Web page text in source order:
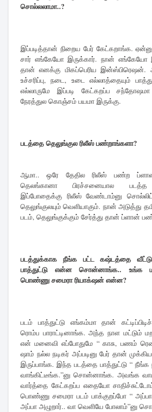
சொல்லலாமா..?
இப்படித்தான் நிறைய பேர் கேட்கறாங்க.
சார் எங்கேயோ இருக்கார். நான்
தான் எனக்கு மிகப்பெரிய
உச்சரிப்பு, நடை, உடை எல்லாத்தையும்
எல்லாருமே இப்படி கேட்கறப்ப
நேரத்துல கொஞ்சம் பயமா இருக்கு.
படத்தை தெலுங்குல ரிலீஸ் பண்றாங்களா?
ஆமா.. ஒரே தேதில ரிலீஸ் பண்ற
தெலங்கானா பிரச்சனையால
இப்போதைக்கு ரிலீஸ் வேண்டாம்னு
தெலுங்குலயும் வெளியாகும். நான்
படம், தெலுங்குக்கும் சேர்த்து தான் ப்ளான்
படத்துக்காக நீங்க பட்ட கஷ்டத்தை
பாத்துட்டு என்ன சொன்னாங்க.. உங்க
பொண்ணு சமைரா ரியாக்‌ஷன் என்ன?
படம் பாத்துட்டு எங்கம்மா தான்
ரொம்ப பாராட்டினாங்க. அந்த நாள மட்டும்
என் மனைவி எப்போதுமே “ காசு, பணம்
ஷாம் நல்ல நடிகர் அப்படினு பேர் தான்
இருப்பாங்க. இந்த படத்தை பாத்துட்டு “ நீங்க
வாங்கிட்டீங்க.”னு சொன்னாங்க. அவங்க
வார்த்தை கேட்கறப்ப எதையோ
பொண்ணு சமைரா படம் பாக்குறப்போ “
அப்பா அழுறார்.. வா வெளியே போலாம்”னு